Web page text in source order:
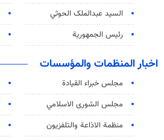
السید عبدالملک الحوثي
رئيس الجمهورية
اخبار المنظمات والمؤسسات
مجلس خبراء القيادة
مجلس الشورى الاسلامي
منظمة الاذاعة والتلفزیون